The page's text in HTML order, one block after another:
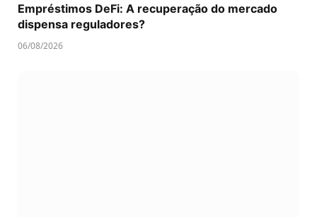
Empréstimos DeFi: A recuperação do mercado
dispensa reguladores?
06/08/2026